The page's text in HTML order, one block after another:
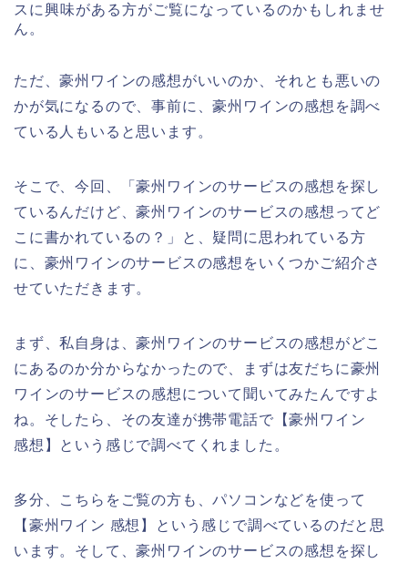
スに興味がある方がご覧になっているのかもしれませ
ん。
ただ、豪州ワインの感想がいいのか、それとも悪いの
かが気になるので、事前に、豪州ワインの感想を調べ
ている人もいると思います。
そこで、今回、「豪州ワインのサービスの感想を探し
ているんだけど、豪州ワインのサービスの感想ってど
こに書かれているの？」と、疑問に思われている方
に、豪州ワインのサービスの感想をいくつかご紹介さ
せていただきます。
まず、私自身は、豪州ワインのサービスの感想がどこ
にあるのか分からなかったので、まずは友だちに豪州
ワインのサービスの感想について聞いてみたんですよ
ね。そしたら、その友達が携帯電話で【豪州ワイン
感想】という感じで調べてくれました。
多分、こちらをご覧の方も、パソコンなどを使って
【豪州ワイン 感想】という感じで調べているのだと思
います。そして、豪州ワインのサービスの感想を探し